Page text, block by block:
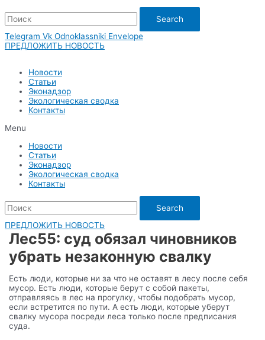
Search
Telegram Vk Odnoklassniki Envelope
ПРЕДЛОЖИТЬ НОВОСТЬ
Новости
Статьи
Эконадзор
Экологическая сводка
Контакты
Menu
Новости
Статьи
Эконадзор
Экологическая сводка
Контакты
Search
ПРЕДЛОЖИТЬ НОВОСТЬ
Лес55: суд обязал чиновников
убрать незаконную свалку
Есть люди, которые ни за что не оставят в лесу после себя
мусор. Есть люди, которые берут с собой пакеты,
отправляясь в лес на прогулку, чтобы подобрать мусор,
если встретится по пути. А есть люди, которые уберут
свалку мусора посреди леса только после предписания
суда.